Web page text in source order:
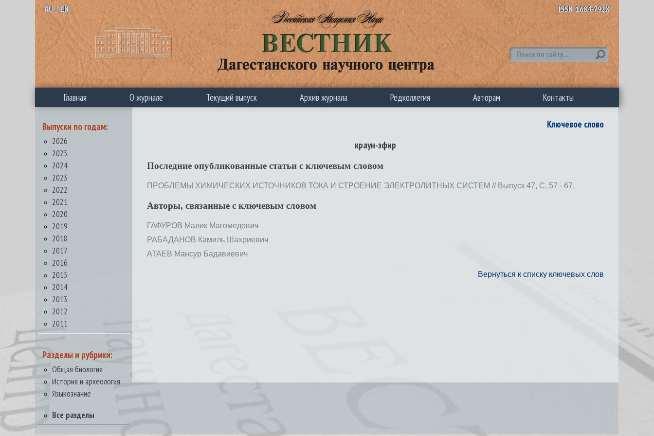
RU | EN ISSN 1684-792X
Главная О журнале Текущий выпуск Архив журнала Редколлегия Авторам Контакты
Выпуски по годам:
2026
2025
2024
2023
2022
2021
2020
2019
2018
2017
2016
2015
2014
2013
2012
2011
Разделы и рубрики:
Общая биология
История и археология
Языкознание
Все разделы
Ключевое слово
краун-эфир
Последние опубликованные статьи c ключевым словом
ПРОБЛЕМЫ ХИМИЧЕСКИХ ИСТОЧНИКОВ ТОКА И СТРОЕНИЕ ЭЛЕКТРОЛИТНЫХ СИСТЕМ // Выпуск 47, С. 57 - 67.
Авторы, связанные с ключевым словом
ГАФУРОВ Малик Магомедович
РАБАДАНОВ Камиль Шахриевич
АТАЕВ Мансур Бадавиевич
Вернуться к списку ключевых слов